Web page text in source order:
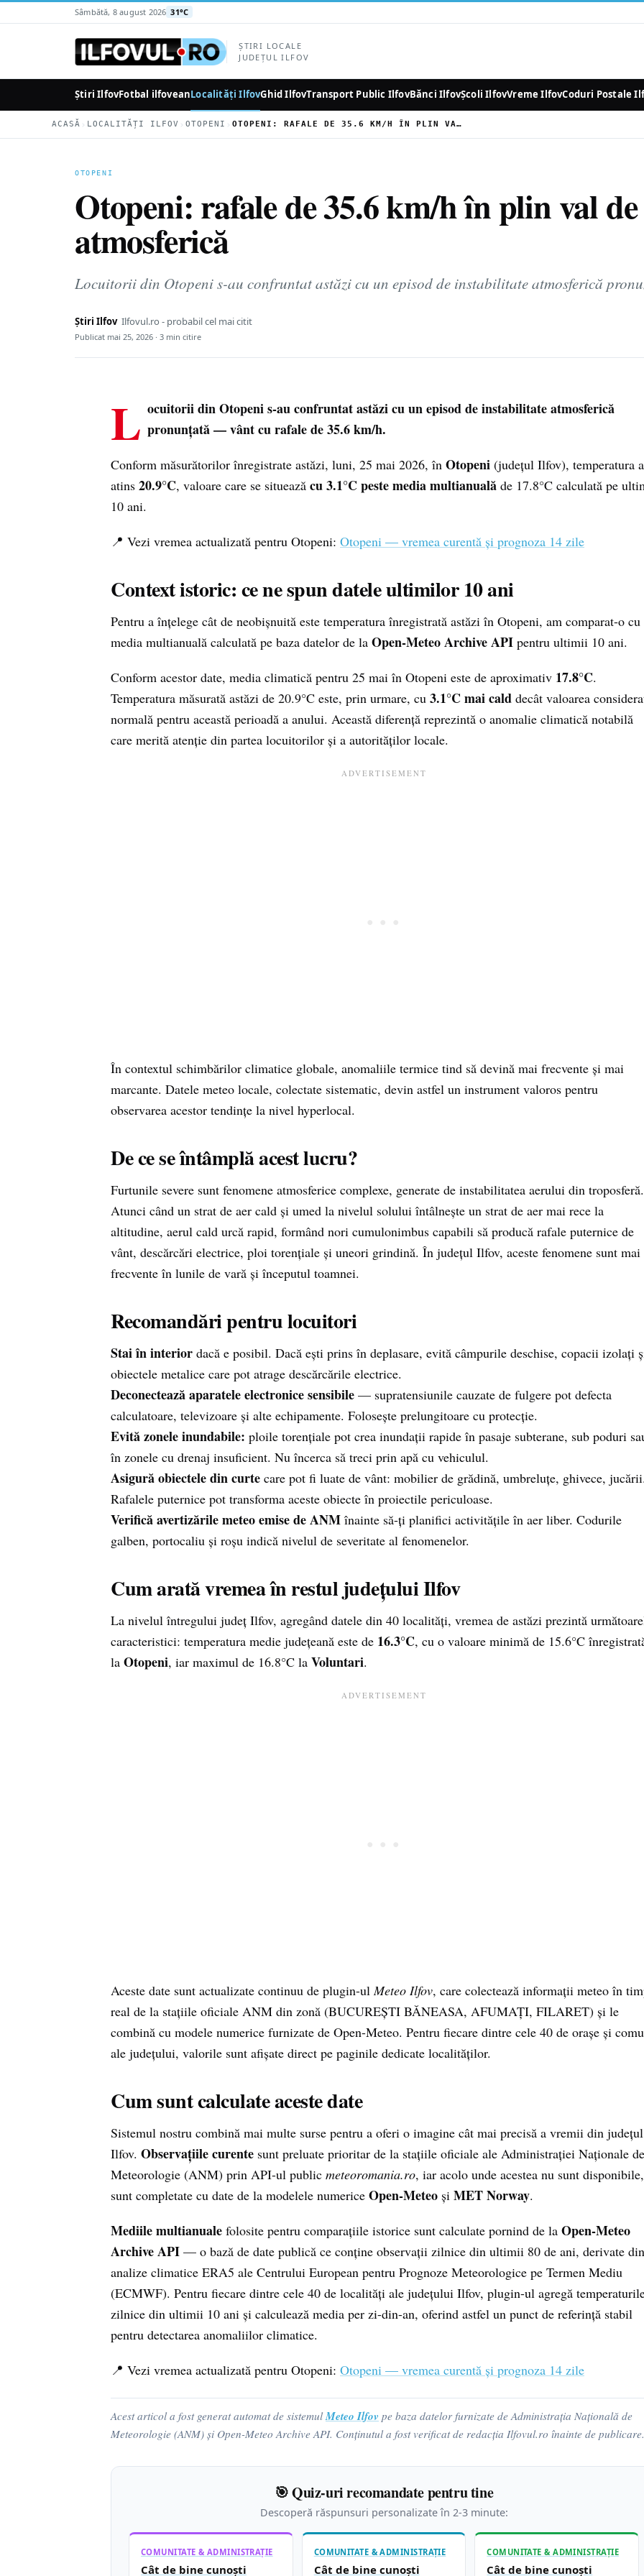
Sâmbătă, 8 august 2026 31°C
ȘTIRI LOCALE
JUDEȚUL ILFOV
Știri IlfovFotbal ilfoveanLocalități IlfovGhid IlfovTransport Public IlfovBănci IlfovȘcoli IlfovVreme IlfovCoduri Postale
ACASĂ › LOCALITĂȚI ILFOV › OTOPENI › OTOPENI: RAFALE DE 35.6 KM/H ÎN PLIN VAL DE INSTABILITATE ATMOSFERICĂ
OTOPENI
Otopeni: rafale de 35.6 km/h în plin val
atmosferică
Locuitorii din Otopeni s-au confruntat astăzi cu un episod de instabilitate atmosferică
Știri Ilfov Ilfovul.ro - probabil cel mai citit
Publicat mai 25, 2026 · 3 min citire
L ocuitorii din Otopeni s-au confruntat astăzi cu un episod de instabilitate atmosferică
pronunțată — vânt cu rafale de 35.6 km/h.
Conform măsurătorilor înregistrate astăzi, luni, 25 mai 2026, în Otopeni (județul Ilfov), temperatura a
atins 20.9°C, valoare care se situează cu 3.1°C peste media multianuală de 17.8°C calculată pe
10 ani.
📍 Vezi vremea actualizată pentru Otopeni: Otopeni — vremea curentă și prognoza 14 zile
Context istoric: ce ne spun datele ultimilor 10 ani
Pentru a înțelege cât de neobișnuită este temperatura înregistrată astăzi în Otopeni, am comparat-o cu
media multianuală calculată pe baza datelor de la Open-Meteo Archive API pentru ultimii 10 ani.
Conform acestor date, media climatică pentru 25 mai în Otopeni este de aproximativ 17.8°C.
Temperatura măsurată astăzi de 20.9°C este, prin urmare, cu 3.1°C mai cald decât valoarea
normală pentru această perioadă a anului. Această diferență reprezintă o anomalie climatică notabilă
care merită atenție din partea locuitorilor și a autorităților locale.
În contextul schimbărilor climatice globale, anomaliile termice tind să devină mai frecvente și mai
marcante. Datele meteo locale, colectate sistematic, devin astfel un instrument valoros pentru
observarea acestor tendințe la nivel hyperlocal.
De ce se întâmplă acest lucru?
Furtunile severe sunt fenomene atmosferice complexe, generate de instabilitatea aerului din troposferă.
Atunci când un strat de aer cald și umed la nivelul solului întâlnește un strat de aer mai rece la
altitudine, aerul cald urcă rapid, formând nori cumulonimbus capabili să producă rafale puternice de
vânt, descărcări electrice, ploi torențiale și uneori grindină. În județul Ilfov, aceste fenomene sunt mai
frecvente în lunile de vară și începutul toamnei.
Recomandări pentru locuitori
Stai în interior dacă e posibil. Dacă ești prins în deplasare, evită câmpurile deschise, copacii izolați
obiectele metalice care pot atrage descărcările electrice.
Deconectează aparatele electronice sensibile — supratensiunile cauzate de fulgere pot defecta
calculatoare, televizoare și alte echipamente. Folosește prelungitoare cu protecție.
Evită zonele inundabile: ploile torențiale pot crea inundații rapide în pasaje subterane, sub poduri
în zonele cu drenaj insuficient. Nu încerca să treci prin apă cu vehiculul.
Asigură obiectele din curte care pot fi luate de vânt: mobilier de grădină, umbreluțe, ghivece,
Rafalele puternice pot transforma aceste obiecte în proiectile periculoase.
Verifică avertizările meteo emise de ANM înainte să-ți planifici activitățile în aer liber. Codurile
galben, portocaliu și roșu indică nivelul de severitate al fenomenelor.
Cum arată vremea în restul județului Ilfov
La nivelul întregului județ Ilfov, agregând datele din 40 localități, vremea de astăzi prezintă
caracteristici: temperatura medie județeană este de 16.3°C, cu o valoare minimă de 15.6°C
la Otopeni, iar maximul de 16.8°C la Voluntari.
Aceste date sunt actualizate continuu de plugin-ulMeteo Ilfov, care colectează informații meteo în
real de la stațiile oficiale ANM din zonă (BUCUREȘTI BĂNEASA, AFUMAȚI, FILARET) și le
combină cu modele numerice furnizate de Open-Meteo. Pentru fiecare dintre cele 40 de orașe și
ale județului, valorile sunt afișate direct pe paginile dedicate localităților.
Cum sunt calculate aceste date
Sistemul nostru combină mai multe surse pentru a oferi o imagine cât mai precisă a vremii din județul
Ilfov. Observațiile curente sunt preluate prioritar de la stațiile oficiale ale Administrației Naționale de
Meteorologie (ANM) prin API-ul public meteoromania.ro, iar acolo unde acestea nu sunt disponibile,
sunt completate cu date de la modelele numerice Open-Meteo și MET Norway.
Mediile multianuale folosite pentru comparațiile istorice sunt calculate pornind de la Open-Meteo
Archive API — o bază de date publică ce conține observații zilnice din ultimii 80 de ani, derivate din
analize climatice ERA5 ale Centrului European pentru Prognoze Meteorologice pe Termen Mediu
(ECMWF). Pentru fiecare dintre cele 40 de localități ale județului Ilfov, plugin-ul agregă
zilnice din ultimii 10 ani și calculează media per zi-din-an, oferind astfel un punct de referință stabil
pentru detectarea anomaliilor climatice.
📍 Vezi vremea actualizată pentru Otopeni: Otopeni — vremea curentă și prognoza 14 zile
Acest articol a fost generat automat de sistemulMeteo Ilfov pe baza datelor furnizate de Administrația Națională de
Meteorologie (ANM) și Open-Meteo Archive API. Conținutul a fost verificat de redacția Ilfovul.ro înainte de publicare.
🎯 Quiz-uri recomandate pentru tine
Descoperă răspunsuri personalizate în 2-3 minute:
COMUNITATE & ADMINISTRAȚIE
Cât de bine cunoști
COMUNITATE & ADMINISTRAȚIE
Cât de bine cunoști
COMUNITATE & ADMINISTRAȚIE
Cât de bine cunoști